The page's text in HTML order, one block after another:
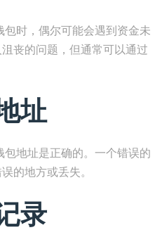
时，偶尔可能会遇到资金未
丧的问题，但通常可以通过
址
地址是正确的。一个错误的
的地方或丢失。
录